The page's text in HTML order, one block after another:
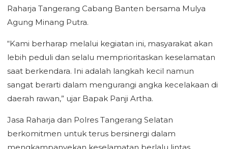
Raharja Tangerang Cabang Banten bersama Mulya
Agung Minang Putra.
“Kami berharap melalui kegiatan ini, masyarakat akan
lebih peduli dan selalu memprioritaskan keselamatan
saat berkendara. Ini adalah langkah kecil namun
sangat berarti dalam mengurangi angka kecelakaan di
daerah rawan,” ujar Bapak Panji Artha.
Jasa Raharja dan Polres Tangerang Selatan
berkomitmen untuk terus bersinergi dalam